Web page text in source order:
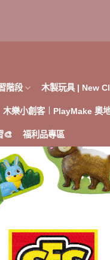
階段 木製玩具 | New
木樂小創客︱PlayMake 奧
🎨 福利品專區